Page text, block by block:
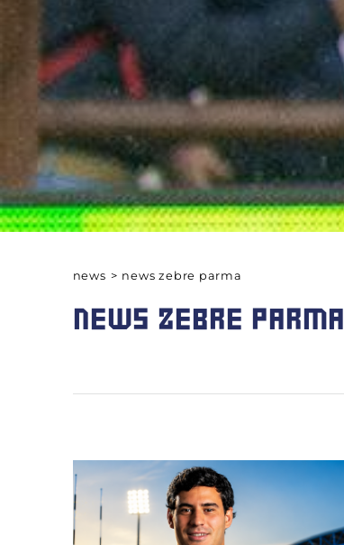
news > news zebre parma
NEWS ZEBRE PARMA